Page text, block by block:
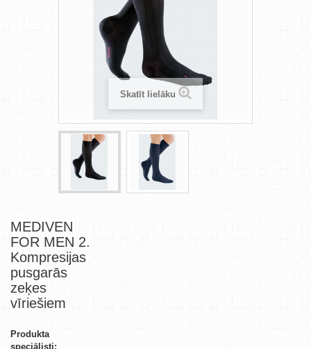
Skatīt lielāku
MEDIVEN
FOR MEN 2.
Kompresijas
pusgarās
zeķes
vīriešiem
Produkta
speciālisti: